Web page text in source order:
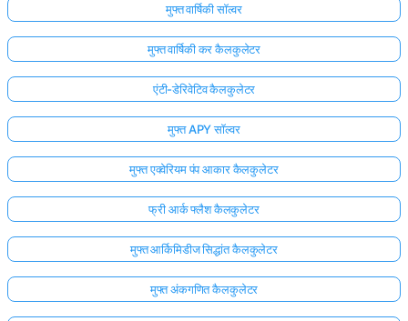
मुफ्त वार्षिकी सॉल्वर
मुफ्त वार्षिकी कर कैलकुलेटर
एंटी-डेरिवेटिव कैलकुलेटर
मुफ्त APY सॉल्वर
मुफ्त एक्वेरियम पंप आकार कैलकुलेटर
फ्री आर्क फ्लैश कैलकुलेटर
मुफ्त आर्किमिडीज सिद्धांत कैलकुलेटर
मुफ्त अंकगणित कैलकुलेटर